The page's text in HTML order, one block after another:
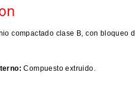
compactado clase B, con bloqueo
Compuesto extruido.